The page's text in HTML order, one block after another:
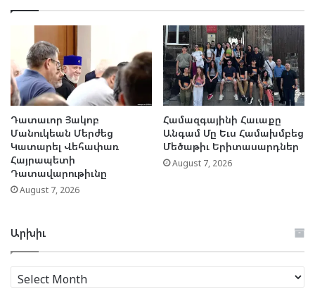
Դատաւոր Յակոբ
Մանուկեան Մերժեց
Կատարել Վեհափառ
Հայրապետի
Դատավարութիւնը
August 7, 2026
Համազգայինի Հաւաքը
Անգամ Մը Եւս Համախմբեց
Մեծաթիւ Երիտասարդներ
August 7, 2026
Արխիւ
Արխիւ